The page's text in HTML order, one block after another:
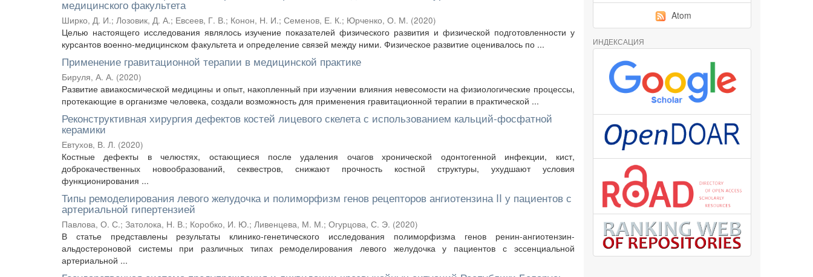
медицинского факультета
Ширко, Д. И.; Лозовик, Д. А.; Евсеев, Г. В.; Конон, Н. И.; Семенов, Е. К.; Юрченко, О. М. (2020)
Целью настоящего исследования являлось изучение показателей физического развития и физической подготовленности у
курсантов военно-медицинском факультета и определение связей между ними. Физическое развитие оценивалось по ...
Применение гравитационной терапии в медицинской практике
Бируля, А. А. (2020)
Развитие авиакосмической медицины и опыт, накопленный при изучении влияния невесомости на физиологические процессы,
протекающие в организме человека, создали возможность для применения гравитационной терапии в практической ...
Реконструктивная хирургия дефектов костей лицевого скелета с использованием кальций-фосфатной
керамики
Евтухов, В. Л. (2020)
Костные дефекты в челюстях, остающиеся после удаления очагов хронической одонтогенной инфекции, кист,
доброкачественных новообразований, секвестров, снижают прочность костной структуры, ухудшают условия
функционирования ...
Типы ремоделирования левого желудочка и полиморфизм генов рецепторов ангиотензина II у пациентов с
артериальной гипертензией
Павлова, О. С.; Затолока, Н. В.; Коробко, И. Ю.; Ливенцева, М. М.; Огурцова, С. Э. (2020)
В статье представлены результаты клинико-генетического исследования полиморфизма генов ренин-ангиотензин-
альдостероновой системы при различных типах ремоделирования левого желудочка у пациентов с эссенциальной
артериальной ...
Atom
ИНДЕКСАЦИЯ